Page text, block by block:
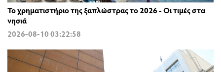
Το χρηματιστήριο της ξαπλώστρας το 2026 - Οι τιμές στα
νησιά
2026-08-10 03:22:58